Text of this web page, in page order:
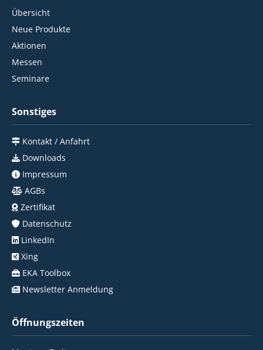
Übersicht
Neue Produkte
Aktionen
Messen
Seminare
Sonstiges
Kontakt / Anfahrt
Downloads
Impressum
AGBs
Zertifikat
Datenschutz
LinkedIn
Xing
EKA Toolbox
Newsletter Anmeldung
Öffnungszeiten